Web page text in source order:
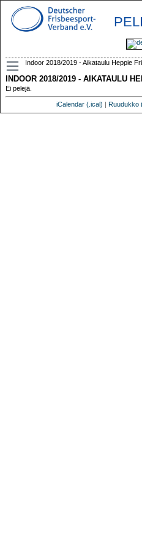
Indoor 2018/2019 - Aikataulu Heppie
INDOOR 2018/2019 - AIKATAULU
Ei pelejä.
iCalendar (.ical) | Ruudukko